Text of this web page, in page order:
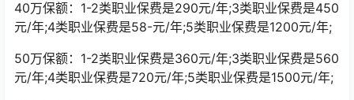
40万保额：1-2类职业保费是290元/年;3类职业保费是450
元/年;4类职业保费是58-元/年;5类职业保费是1200元/年;
50万保额：1-2类职业保费是360元/年;3类职业保费是560
元/年;4类职业保费是720元/年;5类职业保费是1500元/年;